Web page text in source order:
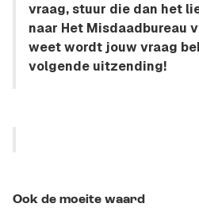
vraag, stuur die dan het
naar Het Misdaadbureau
weet wordt jouw vraag
volgende uitzending!
Ook de moeite waard